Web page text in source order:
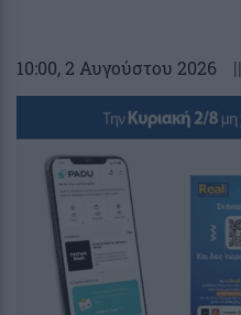
10:00, 2 Αυγούστου 2026 ||